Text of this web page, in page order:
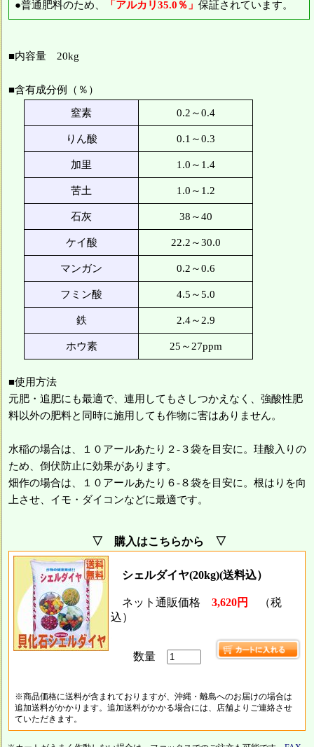
●普通肥料のため、 「アルカリ35.0％」 保証されています。
■内容量 20kg
■含有成分例（％）
窒素 0.2～0.4
りん酸 0.1～0.3
加里 1.0～1.4
苦土 1.0～1.2
石灰 38～40
ケイ酸 22.2～30.0
マンガン 0.2～0.6
フミン酸 4.5～5.0
鉄 2.4～2.9
ホウ素 25～27ppm
■使用方法
元肥・追肥にも最適で、連用してもさしつかえなく、強酸性肥
料以外の肥料と同時に施用しても作物に害はありません。
水稲の場合は、１０アールあたり２-３袋を目安に。珪酸入りの
ため、倒伏防止に効果があります。
畑作の場合は、１０アールあたり６-８袋を目安に。根はりを向
上させ、イモ・ダイコンなどに最適です。
▽ 購入はこちらから ▽
シェルダイヤ(20kg)(送料込）
ネット通販価格 3,620円
（税
込）
数量
※商品価格に送料が含まれておりますが、沖縄・離島へのお届けの場合は
追加送料がかかります。追加送料がかかる場合には、店舗よりご連絡させ
ていただきます。